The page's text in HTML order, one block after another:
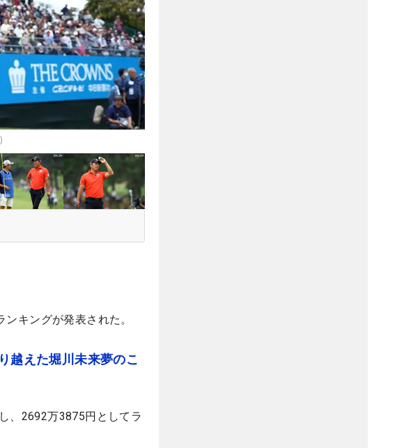
キングが発表された。
越えた堀川未来夢のこ
、2692万3875円としてラ